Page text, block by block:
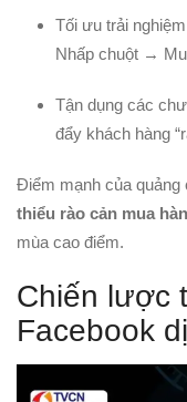
Tối ưu trải
Nhấp chuột →
Tận dụng các
đẩy khách hàng
Điểm mạnh của
thiểu rào cản mua
mùa cao điểm.
Chiến lược
Facebook